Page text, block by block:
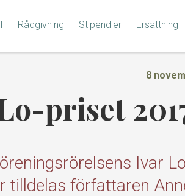
Rådgivning Stipendier Ersättning
8
priset
Ivar
tilldelas författaren